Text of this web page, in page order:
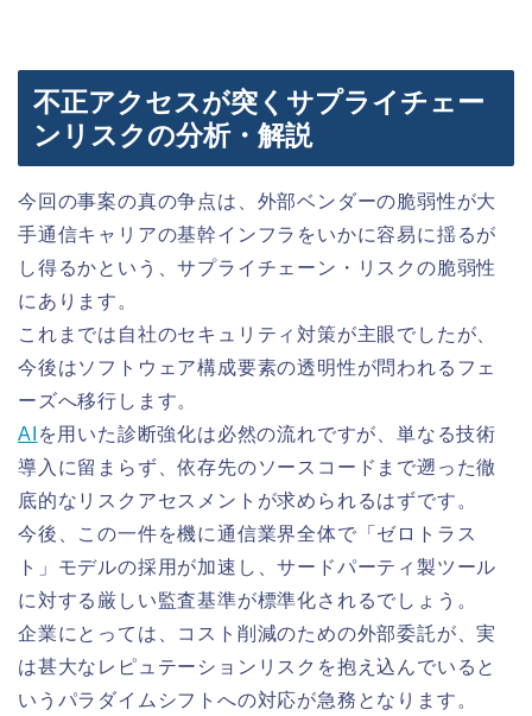
不正アクセスが突くサプライチェー
ンリスクの分析・解説
今回の事案の真の争点は、外部ベンダーの脆弱性が大
手通信キャリアの基幹インフラをいかに容易に揺るが
し得るかという、サプライチェーン・リスクの脆弱性
にあります。
これまでは自社のセキュリティ対策が主眼でしたが、
今後はソフトウェア構成要素の透明性が問われるフェ
ーズへ移行します。
AI を用いた診断強化は必然の流れですが、単なる技術
導入に留まらず、依存先のソースコードまで遡った徹
底的なリスクアセスメントが求められるはずです。
今後、この一件を機に通信業界全体で「ゼロトラス
ト」モデルの採用が加速し、サードパーティ製ツール
に対する厳しい監査基準が標準化されるでしょう。
企業にとっては、コスト削減のための外部委託が、実
は甚大なレピュテーションリスクを抱え込んでいると
いうパラダイムシフトへの対応が急務となります。